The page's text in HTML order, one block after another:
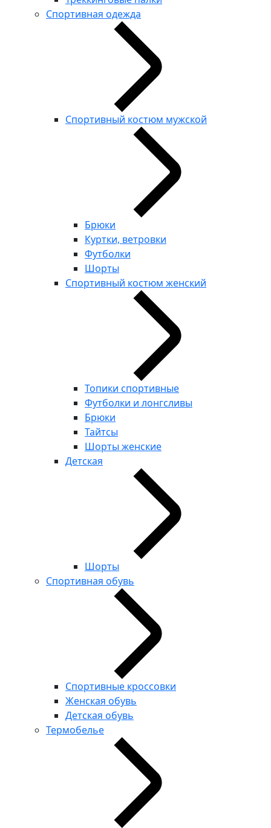
Спортивная одежда
Спортивный костюм мужской
Брюки
Куртки, ветровки
Футболки
Шорты
Спортивный костюм женский
Топики спортивные
Футболки и лонгсливы
Брюки
Тайтсы
Шорты женские
Детская
Шорты
Спортивная обувь
Спортивные кроссовки
Женская обувь
Детская обувь
Термобелье